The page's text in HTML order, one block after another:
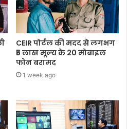
CEIR पोर्टल की मदद से लगभग
₹5 लाख मूल्य के 20 मोबाइल
फोन बरामद
1 week ago